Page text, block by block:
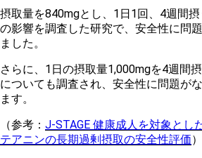
摂取量を840mgとし、1日1回、4週間
の影響を調査した研究で、安全性に問
ました。
さ らに、1日の摂取量1,000mgを4週間
についても調査され、安全性に問題が
ます。
（参考： J-STAGE 健康成人を対象とし
テアニンの長期過剰摂取の安全性評価）